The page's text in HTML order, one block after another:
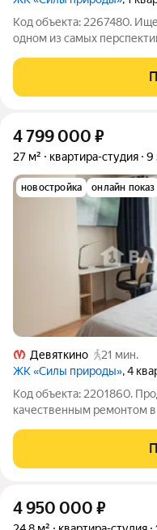
Код объекта: 2267480.
одном из самых
студию в Мурино,
специалистов, так и для
4 799 000 ₽
27 м² квартира-студия 9
новостройка онлайн показ
Девяткино
21 мин.
ЖК «Силы природы», 4
Код объекта: 2201860.
качественным ремонтом
м, расположенная на 9
постройки по адресу:
4 950 000 ₽